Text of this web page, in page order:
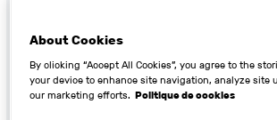
RECHERCHER
About Cookies
By clicking “Accept All Cookies”, you agree to the
your device to enhance site navigation, analyze site
our marketing efforts. Politique de cookies